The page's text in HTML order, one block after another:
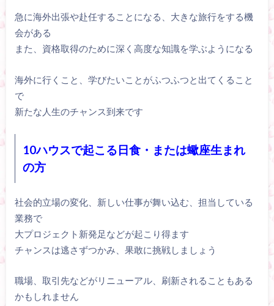
急に海外出張や赴任することになる、大きな旅行をする機
会がある
また、資格取得のために深く高度な知識を学ぶようになる
海外に行くこと、学びたいことがふつふつと出てくること
で
新たな人生のチャンス到来です
10ハウスで起こる日食・または蠍座生まれ
の方
社会的立場の変化、新しい仕事が舞い込む、担当している
業務で
大プロジェクト新発足などが起こり得ます
チャンスは逃さずつかみ、果敢に挑戦しましょう
職場、取引先などがリニューアル、刷新されることもある
かもしれません